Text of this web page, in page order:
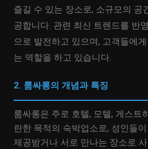
즐길 수 있는 장소로, 소규모의 공
공합니다. 관련 최신 트렌드를 반
으로 발전하고 있으며, 고객들에
는 역할을 하고 있습니다.
2. 룸싸롱의 개념과 특징
룸싸롱은 주로 호텔, 모텔, 게스트
란한 목적의 숙박업소로, 성인들
제공받거나 서로 만나는 장소로